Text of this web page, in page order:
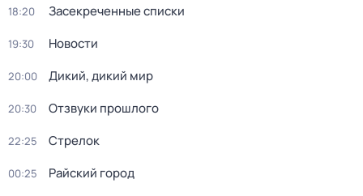
18:20 Зacекрeченные cписки
19:30 Новости
20:00 Дикий, дикий мир
20:30 Oтзвуки прошлoго
22:25 Стрелок
00:25 Райский город